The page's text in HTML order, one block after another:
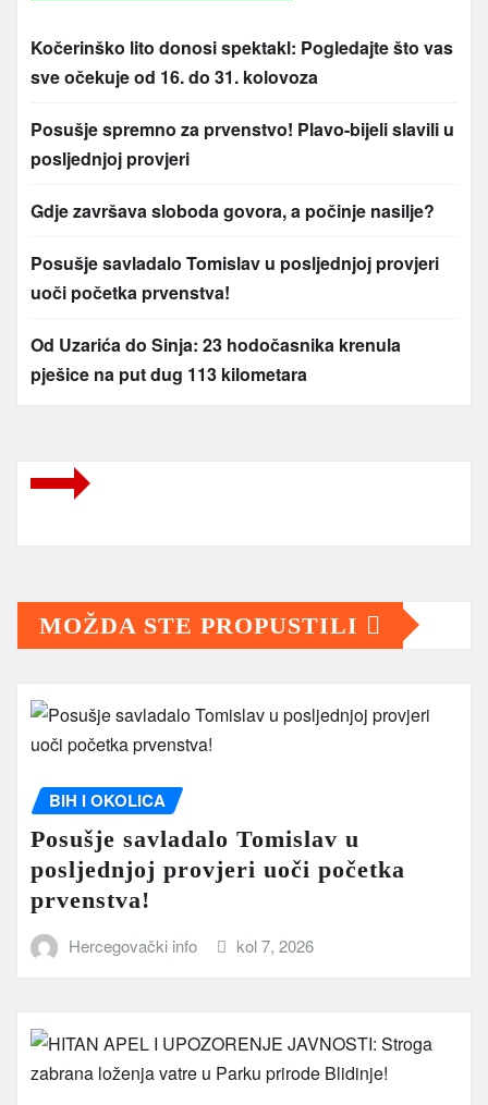
Kočerinško lito donosi spektakl: Pogledajte što vas
sve očekuje od 16. do 31. kolovoza
Posušje spremno za prvenstvo! Plavo-bijeli slavili u
posljednjoj provjeri
Gdje završava sloboda govora, a počinje nasilje?
Posušje savladalo Tomislav u posljednjoj provjeri
uoči početka prvenstva!
Od Uzarića do Sinja: 23 hodočasnika krenula
pješice na put dug 113 kilometara
MOŽDA STE PROPUSTILI
BIH I OKOLICA
Posušje savladalo Tomislav u
posljednjoj provjeri uoči početka
prvenstva!
Hercegovački info kol 7, 2026